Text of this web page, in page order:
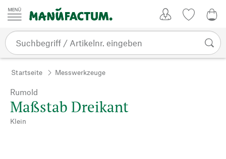
Zum Inhalt springen
Startseite Messwerkzeuge
Rumold
Maßstab Dreikant
Klein